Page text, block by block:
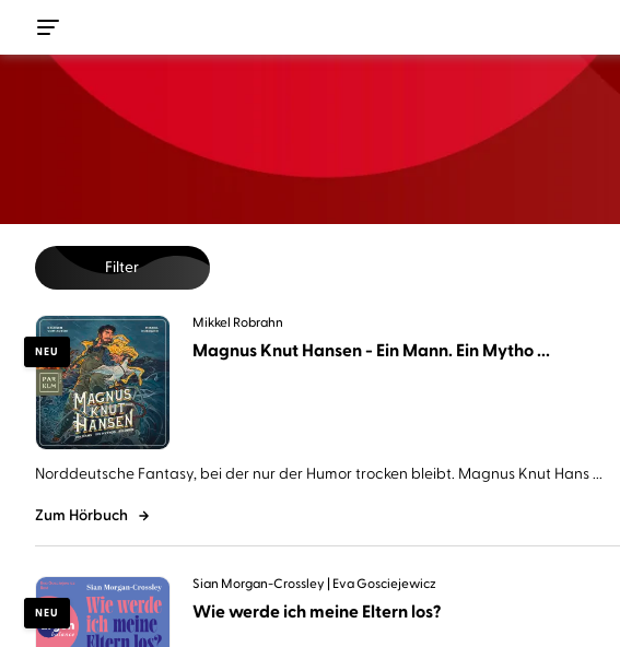
Filter
NEU
Mikkel Robrahn
Magnus Knut Hansen - Ein Mann. Ein Mytho ...
Norddeutsche Fantasy, bei der nur der Humor trocken bleibt. Magnus Knut Hans ...
Zum Hörbuch
NEU
Sian Morgan-Crossley Eva Gosciejewicz
Wie werde ich meine Eltern los?